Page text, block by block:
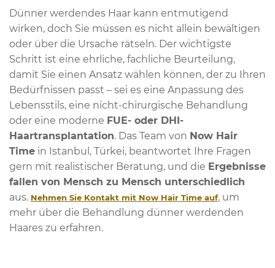
Dünner werdendes Haar kann entmutigend
wirken, doch Sie müssen es nicht allein bewältigen
oder über die Ursache rätseln. Der wichtigste
Schritt ist eine ehrliche, fachliche Beurteilung,
damit Sie einen Ansatz wählen können, der zu Ihren
Bedürfnissen passt – sei es eine Anpassung des
Lebensstils, eine nicht-chirurgische Behandlung
oder eine moderne FUE- oder DHI-
Haartransplantation. Das Team von Now Hair
Time in Istanbul, Türkei, beantwortet Ihre Fragen
gern mit realistischer Beratung, und die Ergebnisse
fallen von Mensch zu Mensch unterschiedlich
aus. Nehmen Sie Kontakt mit Now Hair Time auf, um
mehr über die Behandlung dünner werdenden
Haares zu erfahren.